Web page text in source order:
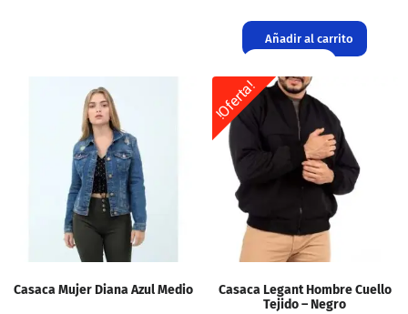
Añadir al carrito
Casaca Mujer Diana Azul Medio
!Oferta!
Casaca Legant Hombre Cuello
Tejido – Negro